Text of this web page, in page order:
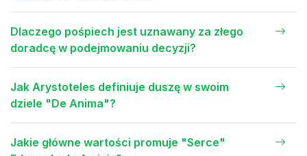
Dlaczego pośpiech jest uznawany za złego
doradcę w podejmowaniu decyzji?
Jak Arystoteles definiuje duszę w swoim
dziele "De Anima"?
Jakie główne wartości promuje "Serce"